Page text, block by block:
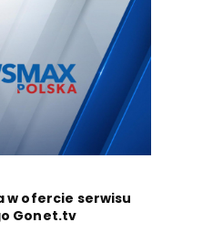
w ofercie serwisu
Gonet.tv